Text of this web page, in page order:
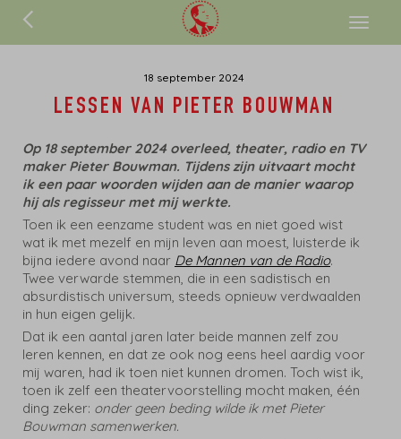
Toggle
18 september 2024
LESSEN VAN PIETER BOUWMAN
Op 18 september 2024 overleed, theater, radio en TV
maker Pieter Bouwman. Tijdens zijn uitvaart mocht
ik een paar woorden wijden aan de manier waarop
hij als regisseur met mij werkte.
Toen ik een eenzame student was en niet goed wist
wat ik met mezelf en mijn leven aan moest, luisterde ik
bijna iedere avond naar De Mannen van de Radio.
Twee verwarde stemmen, die in een sadistisch en
absurdistisch universum, steeds opnieuw verdwaalden
in hun eigen gelijk.
Dat ik een aantal jaren later beide mannen zelf zou
leren kennen, en dat ze ook nog eens heel aardig voor
mij waren, had ik toen niet kunnen dromen. Toch wist ik,
toen ik zelf een theatervoorstelling mocht maken, één
ding zeker: onder geen beding wilde ik met Pieter
Bouwman samenwerken.